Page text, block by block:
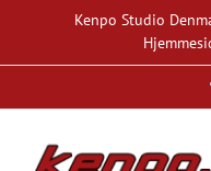
Kenpo Studio